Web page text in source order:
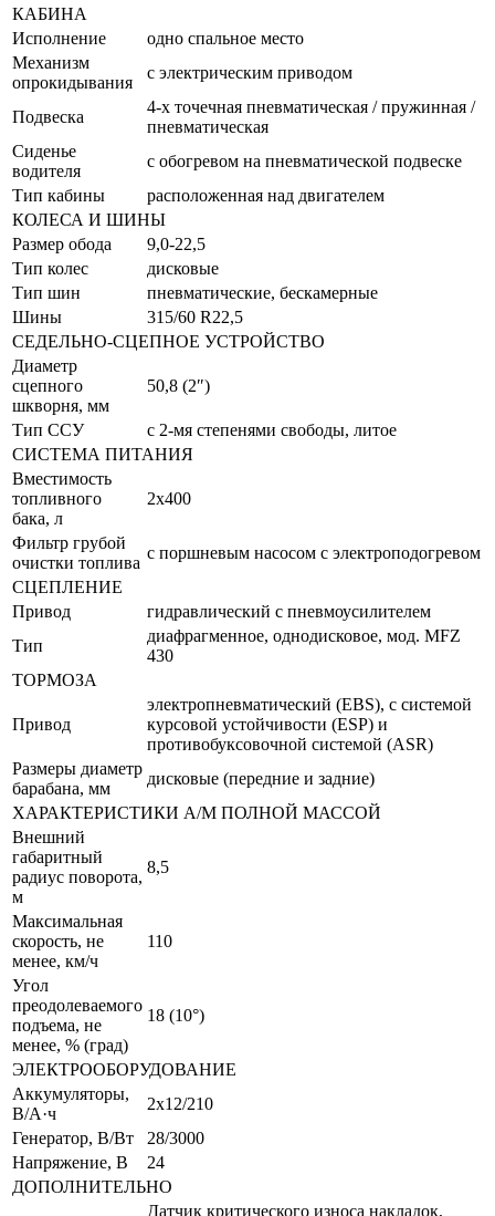
КАБИНА
Исполнение
одно спальное место
Механизм
опрокидывания
с электрическим приводом
Подвеска
4-х точечная пневматическая / пружинная /
пневматическая
Сиденье
водителя
с обогревом на пневматической подвеске
Тип кабины
расположенная над двигателем
КОЛЕСА И ШИНЫ
Размер обода
9,0-22,5
Тип колес
дисковые
Тип шин
пневматические, бескамерные
Шины
315/60 R22,5
СЕДЕЛЬНО-СЦЕПНОЕ УСТРОЙСТВО
Диаметр
сцепного
шкворня, мм
50,8 (2″)
Тип ССУ
с 2-мя степенями свободы, литое
СИСТЕМА ПИТАНИЯ
Вместимость
топливного
бака, л
2х400
Фильтр грубой
очистки топлива
с поршневым насосом с электроподогревом
СЦЕПЛЕНИЕ
Привод
гидравлический с пневмоусилителем
Тип
диафрагменное, однодисковое, мод. MFZ
430
ТОРМОЗА
Привод
электропневматический (EBS), с системой
курсовой устойчивости (ESP) и
противобуксовочной системой (ASR)
Размеры диаметр
барабана, мм
дисковые (передние и задние)
ХАРАКТЕРИСТИКИ А/М ПОЛНОЙ МАССОЙ
Внешний
габаритный
радиус поворота,
м
8,5
Максимальная
скорость, не
менее, км/ч
110
Угол
преодолеваемого
подъема, не
менее, % (град)
18 (10°)
ЭЛЕКТРООБОРУДОВАНИЕ
Аккумуляторы,
В/А·ч
2х12/210
Генератор, В/Вт
28/3000
Напряжение, B
24
ДОПОЛНИТЕЛЬНО
Датчик критического износа накладок,